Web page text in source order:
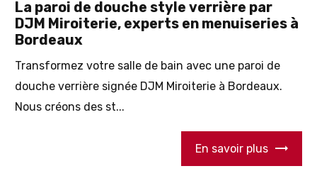
La paroi de douche style verrière par
DJM Miroiterie, experts en menuiseries à
Bordeaux
Transformez votre salle de bain avec une paroi de
douche verrière signée DJM Miroiterie à Bordeaux.
Nous créons des st...
En savoir plus